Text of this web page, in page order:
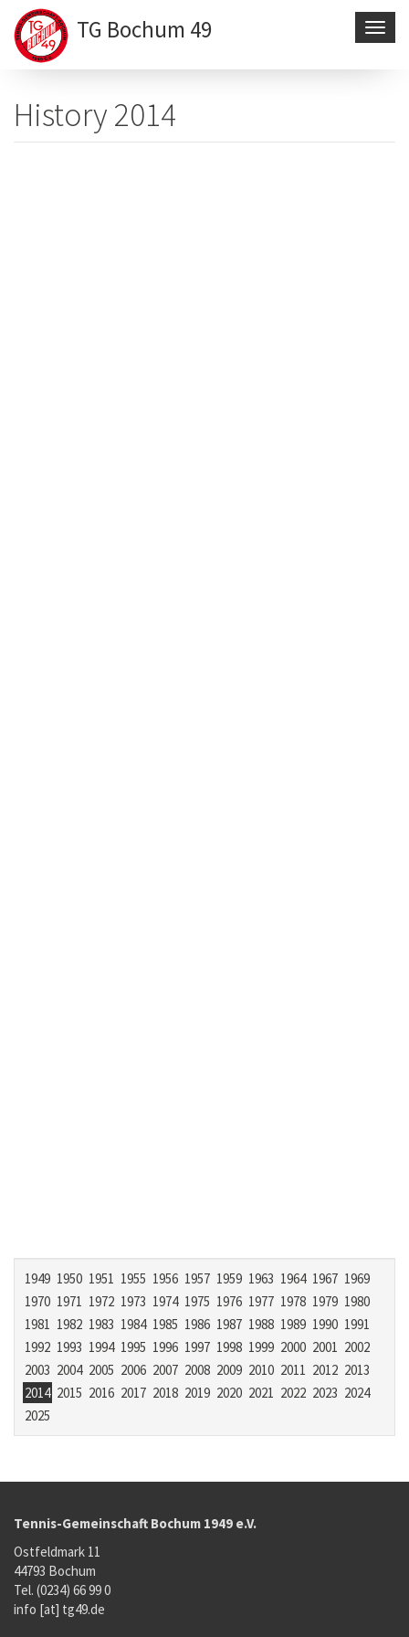
Inhalt
TG Bochum 49
History 2014
1949 1950 1951 1955 1956 1957 1959 1963 1964 1967 1969
1970 1971 1972 1973 1974 1975 1976 1977 1978 1979 1980
1981 1982 1983 1984 1985 1986 1987 1988 1989 1990 1991
1992 1993 1994 1995 1996 1997 1998 1999 2000 2001 2002
2003 2004 2005 2006 2007 2008 2009 2010 2011 2012 2013
2014 2015 2016 2017 2018 2019 2020 2021 2022 2023 2024
2025
Tennis-Gemeinschaft Bochum 1949 e.V.
Ostfeldmark 11
44793 Bochum
Tel. (0234) 66 99 0
info [at] tg49.de